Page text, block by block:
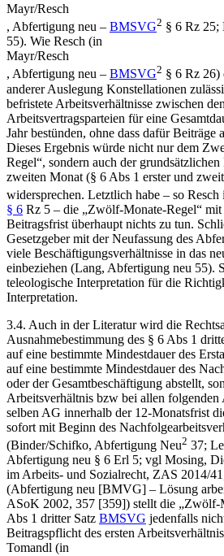
Mayr/Resch
, Abfertigung neu – BMSVG2 § 6 Rz 25;
55). Wie Resch (in
Mayr/Resch
, Abfertigung neu – BMSVG2 § 6 Rz 26)
anderer Auslegung Konstellationen
befristete Arbeitsverhältnisse zwischen
Arbeitsvertragsparteien für eine
Jahr bestünden, ohne dass dafür Beiträge
Dieses Ergebnis würde nicht nur dem
Regel“, sondern auch der
zweiten Monat (§ 6 Abs 1 erster und
widersprechen. Letztlich habe – so Resch
§ 6 Rz 5 – die „Zwölf-Monate-Regel“ mit
Beitragsfrist überhaupt nichts zu tun.
Gesetzgeber mit der Neufassung des
viele Beschäftigungsverhältnisse in das
einbeziehen (Lang, Abfertigung neu 55).
teleologische Interpretation für die
Interpretation.
3.4. Auch in der Literatur wird die
Ausnahmebestimmung des § 6 Abs 1
auf eine bestimmte Mindestdauer des
auf eine bestimmte Mindestdauer des
oder der Gesamtbeschäftigung abstellt,
Arbeitsverhältnis bzw bei allen folgenden
selben AG innerhalb der 12-Monatsfrist
sofort mit Beginn des
(Binder/Schifko, Abfertigung Neu2 37;
Abfertigung neu § 6 Erl 5; vgl Mosing,
im Arbeits- und Sozialrecht, ZAS 2014/
(Abfertigung neu [BMVG] – Lösung
ASoK 2002, 357 [359]) stellt die „Zwölf-
Abs 1 dritter Satz BMSVG jedenfalls
Beitragspflicht des ersten
Tomandl (in